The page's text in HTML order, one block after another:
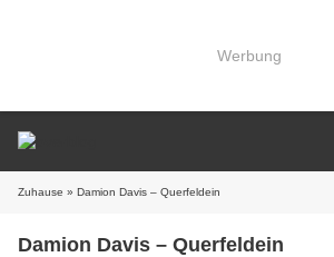
Werbung
Zuhause » Damion Davis – Querfeldein
Damion Davis – Querfeldein